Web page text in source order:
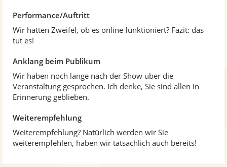
Performance/Auftritt
Wir hatten Zweifel, ob es online funktioniert? Fazit: das
tut es!
Anklang beim Publikum
Wir haben noch lange nach der Show über die
Veranstaltung gesprochen. Ich denke, Sie sind allen in
Erinnerung geblieben.
Weiterempfehlung
Weiterempfehlung? Natürlich werden wir Sie
weiterempfehlen, haben wir tatsächlich auch bereits!